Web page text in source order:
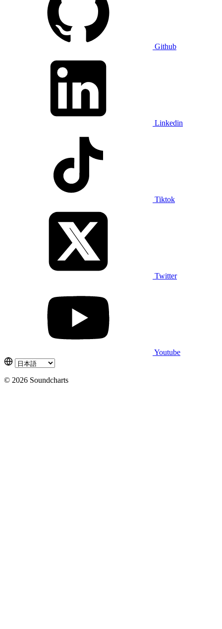
Github
Linkedin
Tiktok
Twitter
Youtube
© 2026 Soundcharts